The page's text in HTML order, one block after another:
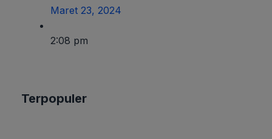
Maret 23, 2024
2:08 pm
Terpopuler